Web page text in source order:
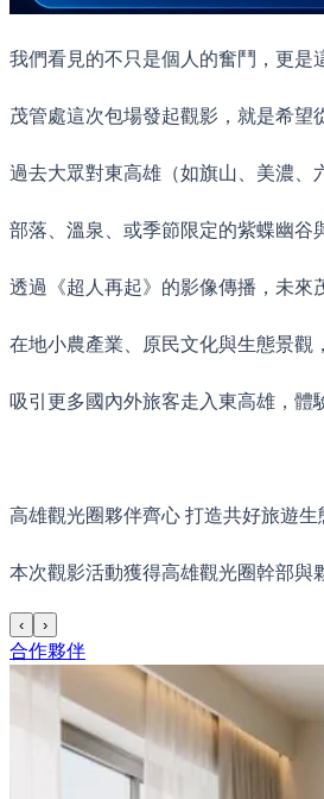
我們看見的不只是個人的奮鬥，更是
茂管處這次包場發起觀影，就是希望
過去大眾對東高雄（如旗山、美濃、
部落、溫泉、或季節限定的紫蝶幽谷
透過《超人再起》的影像傳播，未來
在地小農產業、原民文化與生態景觀
吸引更多國內外旅客走入東高雄，體
高雄觀光圈夥伴齊心 打造共好旅遊生
本次觀影活動獲得高雄觀光圈幹部與
‹ ›
合作夥伴